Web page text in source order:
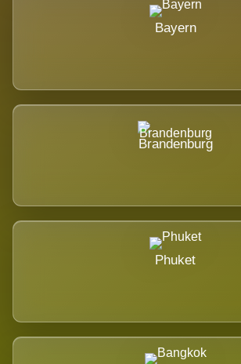
Bayern
Brandenburg
Phuket